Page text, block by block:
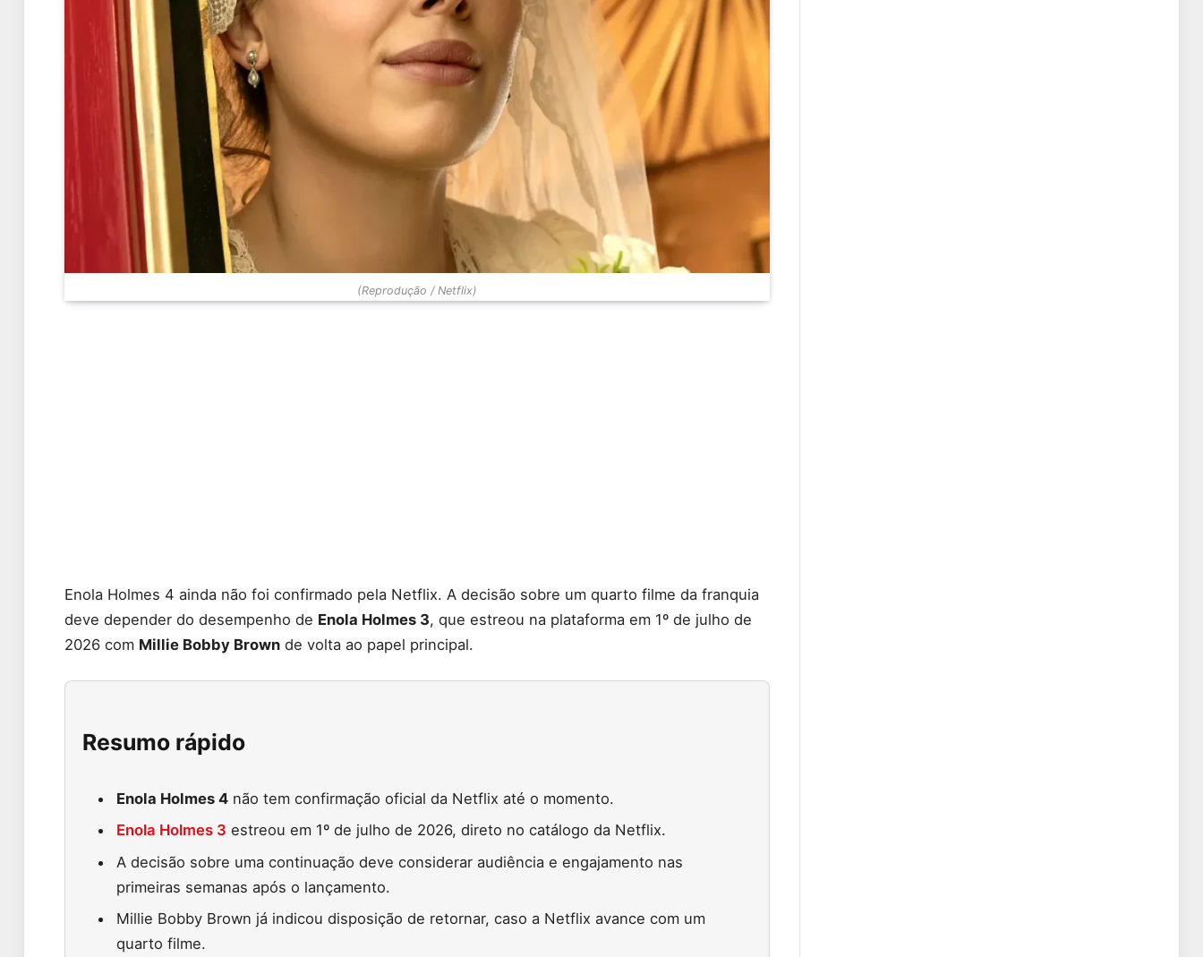
(Reprodução / Netflix)
Enola Holmes 4 ainda não foi confirmado pela Netflix. A decisão sobre um quarto filme da franquia
deve depender do desempenho de Enola Holmes 3, que estreou na plataforma em 1º de julho de
2026 com Millie Bobby Brown de volta ao papel principal.
Resumo rápido
Enola Holmes 4 não tem confirmação oficial da Netflix até o momento.
Enola Holmes 3 estreou em 1º de julho de 2026, direto no catálogo da Netflix.
A decisão sobre uma continuação deve considerar audiência e engajamento nas
primeiras semanas após o lançamento.
Millie Bobby Brown já indicou disposição de retornar, caso a Netflix avance com um
quarto filme.